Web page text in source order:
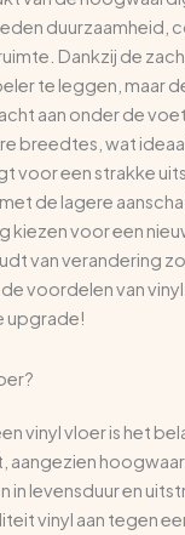
duurzaamheid,
Dankzij de
te leggen, maar
aan onder de
breedtes, wat
voor een strakke
de lagere
kiezen voor een
van verandering
voordelen van
upgrade!
vinyl vloer is het
aangezien
in levensduur en
vinyl aan tegen